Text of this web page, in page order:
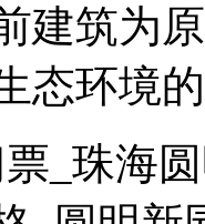
建筑为
态环境